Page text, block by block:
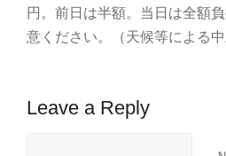
円。前日は半額。当日は全額
意ください。（天候等による中
Leave a Reply